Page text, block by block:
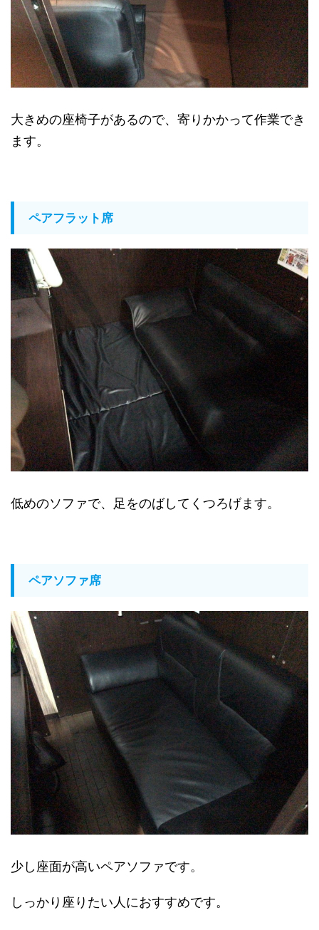
大きめの座椅子があるので、寄りかかって作業でき
ます。
ペアフラット席
低めのソファで、足をのばしてくつろげます。
ペアソファ席
少し座面が高いペアソファです。
しっかり座りたい人におすすめです。